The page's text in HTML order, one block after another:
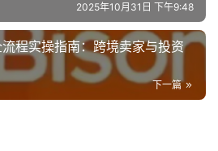
2025年10月31日 下午9:48
程实操指南：跨境卖家与投资
下一篇